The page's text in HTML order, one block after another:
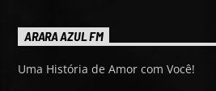
ARARA AZUL FM
Uma História de Amor com Você!